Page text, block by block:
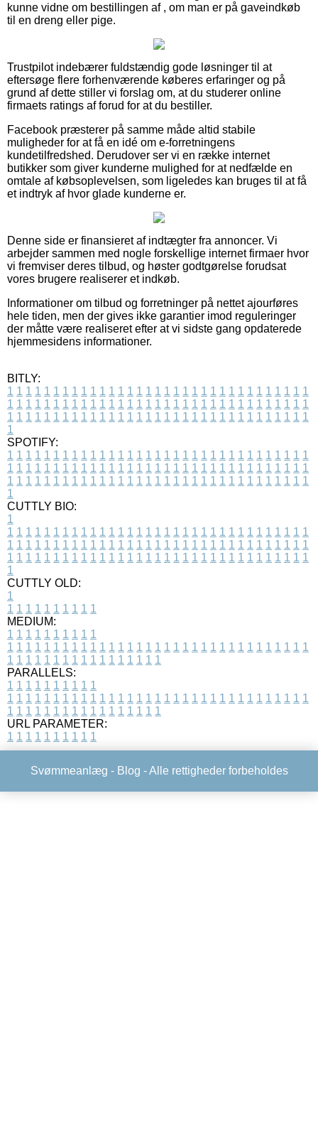
kunne vidne om bestillingen af , om man er på gaveindkøb
til en dreng eller pige.
Trustpilot indebærer fuldstændig gode løsninger til at
eftersøge flere forhenværende køberes erfaringer og på
grund af dette stiller vi forslag om, at du studerer online
firmaets ratings af forud for at du bestiller.
Facebook præsterer på samme måde altid stabile
muligheder for at få en idé om e-forretningens
kundetilfredshed. Derudover ser vi en række internet
butikker som giver kunderne mulighed for at nedfælde en
omtale af købsoplevelsen, som ligeledes kan bruges til at få
et indtryk af hvor glade kunderne er.
Denne side er finansieret af indtægter fra annoncer. Vi
arbejder sammen med nogle forskellige internet firmaer hvor
vi fremviser deres tilbud, og høster godtgørelse forudsat
vores brugere realiserer et indkøb.
Informationer om tilbud og forretninger på nettet ajourføres
hele tiden, men der gives ikke garantier imod reguleringer
der måtte være realiseret efter at vi sidste gang opdaterede
hjemmesidens informationer.
BITLY:
1 1 1 1 1 1 1 1 1 1 1 1 1 1 1 1 1 1 1 1 1 1 1 1 1 1 1 1 1 1 1 1 1
1 1 1 1 1 1 1 1 1 1 1 1 1 1 1 1 1 1 1 1 1 1 1 1 1 1 1 1 1 1 1 1 1
1 1 1 1 1 1 1 1 1 1 1 1 1 1 1 1 1 1 1 1 1 1 1 1 1 1 1 1 1 1 1 1 1
1
SPOTIFY:
1 1 1 1 1 1 1 1 1 1 1 1 1 1 1 1 1 1 1 1 1 1 1 1 1 1 1 1 1 1 1 1 1
1 1 1 1 1 1 1 1 1 1 1 1 1 1 1 1 1 1 1 1 1 1 1 1 1 1 1 1 1 1 1 1 1
1 1 1 1 1 1 1 1 1 1 1 1 1 1 1 1 1 1 1 1 1 1 1 1 1 1 1 1 1 1 1 1 1
1
CUTTLY BIO:
1
1 1 1 1 1 1 1 1 1 1 1 1 1 1 1 1 1 1 1 1 1 1 1 1 1 1 1 1 1 1 1 1 1
1 1 1 1 1 1 1 1 1 1 1 1 1 1 1 1 1 1 1 1 1 1 1 1 1 1 1 1 1 1 1 1 1
1 1 1 1 1 1 1 1 1 1 1 1 1 1 1 1 1 1 1 1 1 1 1 1 1 1 1 1 1 1 1 1 1
1
CUTTLY OLD:
1
1 1 1 1 1 1 1 1 1 1
MEDIUM:
1 1 1 1 1 1 1 1 1 1
1 1 1 1 1 1 1 1 1 1 1 1 1 1 1 1 1 1 1 1 1 1 1 1 1 1 1 1 1 1 1 1 1
1 1 1 1 1 1 1 1 1 1 1 1 1 1 1 1 1
PARALLELS:
1 1 1 1 1 1 1 1 1 1
1 1 1 1 1 1 1 1 1 1 1 1 1 1 1 1 1 1 1 1 1 1 1 1 1 1 1 1 1 1 1 1 1
1 1 1 1 1 1 1 1 1 1 1 1 1 1 1 1 1
URL PARAMETER:
1 1 1 1 1 1 1 1 1 1
Svømmeanlæg - Blog - Alle rettigheder forbeholdes